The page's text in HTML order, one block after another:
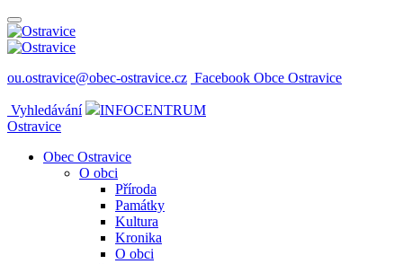
ou.ostravice@obec-ostravice.cz Facebook Obce Ostravice
Vyhledávání
INFOCENTRUM
Ostravice
Obec Ostravice
O obci
Příroda
Památky
Kultura
Kronika
O obci